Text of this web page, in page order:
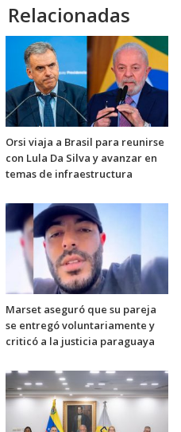
Relacionadas
Orsi viaja a Brasil para reunirse
con Lula Da Silva y avanzar en
temas de infraestructura
Marset aseguró que su pareja
se entregó voluntariamente y
criticó a la justicia paraguaya